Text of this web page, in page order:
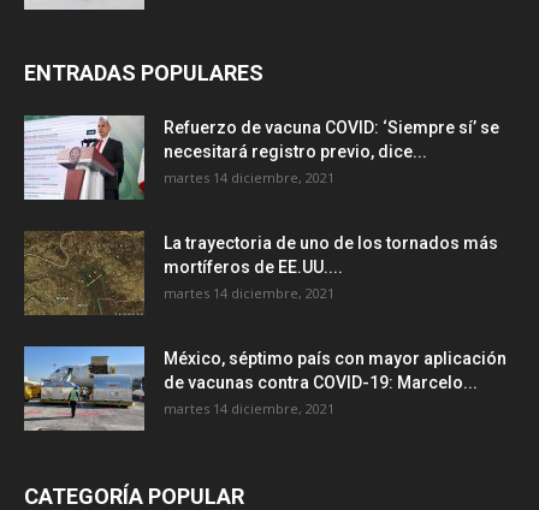
ENTRADAS POPULARES
Refuerzo de vacuna COVID: ‘Siempre sí’ se
necesitará registro previo, dice...
martes 14 diciembre, 2021
La trayectoria de uno de los tornados más
mortíferos de EE.UU....
martes 14 diciembre, 2021
México, séptimo país con mayor aplicación
de vacunas contra COVID-19: Marcelo...
martes 14 diciembre, 2021
CATEGORÍA POPULAR